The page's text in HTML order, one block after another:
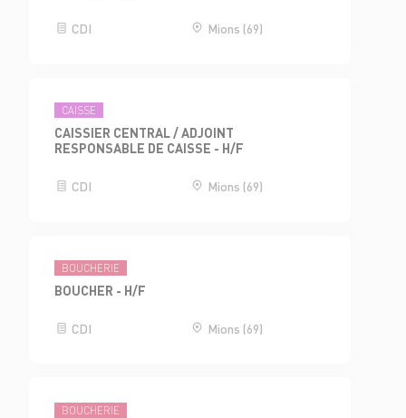
CDI Mions (69)
CAISSE
CAISSIER CENTRAL / ADJOINT
RESPONSABLE DE CAISSE - H/F
CDI Mions (69)
BOUCHERIE
BOUCHER - H/F
CDI Mions (69)
BOUCHERIE